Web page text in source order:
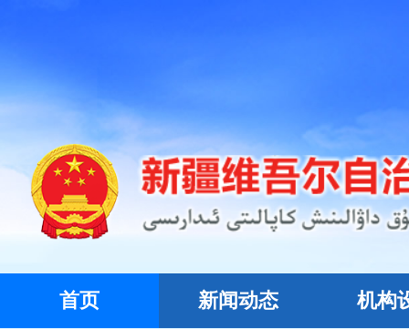
首页 新闻动态 机构